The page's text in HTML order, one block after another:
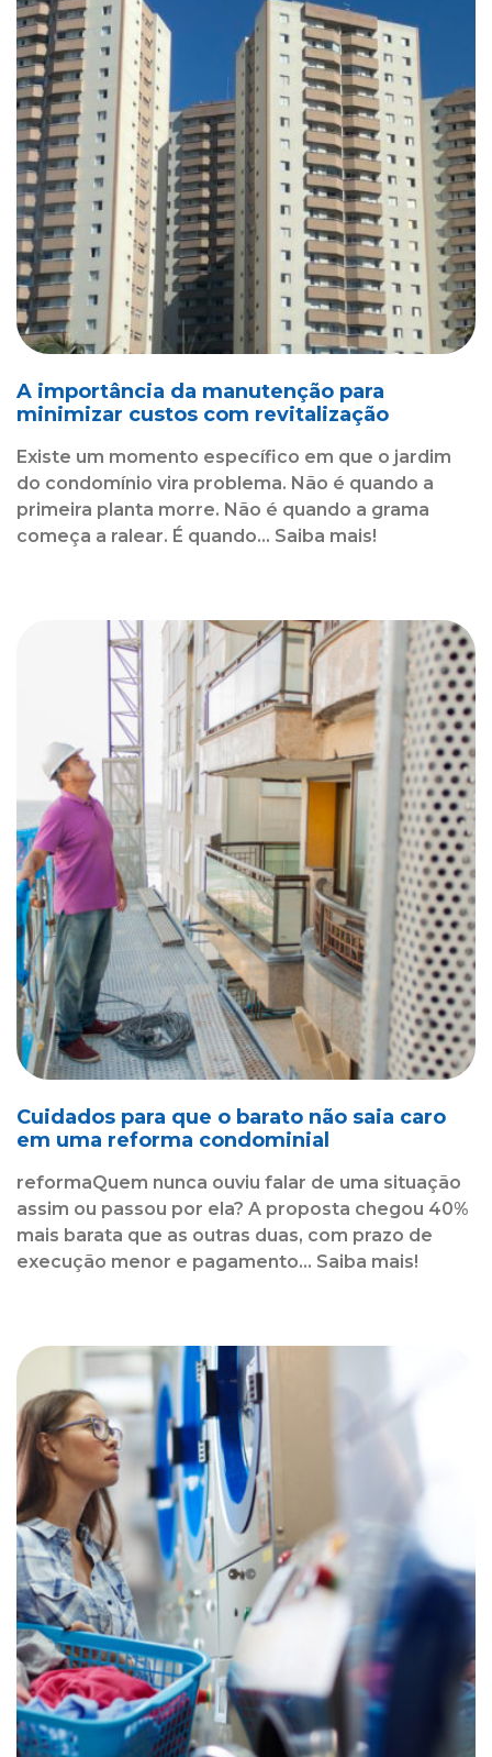
A importância da manutenção para
minimizar custos com revitalização
Existe um momento específico em que o jardim
do condomínio vira problema. Não é quando a
primeira planta morre. Não é quando a grama
começa a ralear. É quando... Saiba mais!
Cuidados para que o barato não saia caro
em uma reforma condominial
reformaQuem nunca ouviu falar de uma situação
assim ou passou por ela? A proposta chegou 40%
mais barata que as outras duas, com prazo de
execução menor e pagamento... Saiba mais!